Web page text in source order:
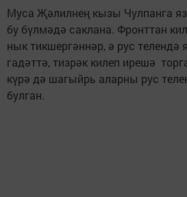
Муса Җәлилнең кызы Чулпанга
бу бүлмәдә саклана. Фронттан
нык тикшергәннәр, ә рус телендә
гадәттә, тизрәк килеп ирешә
күрә дә шагыйрь аларны рус
булган.